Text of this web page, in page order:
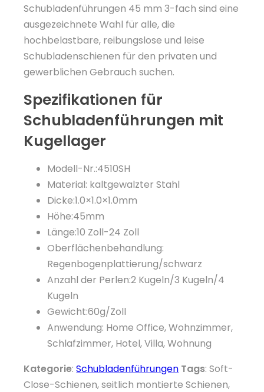
Schubladenführungen 45 mm 3-fach sind eine
ausgezeichnete Wahl für alle, die
hochbelastbare, reibungslose und leise
Schubladenschienen für den privaten und
gewerblichen Gebrauch suchen.
Spezifikationen für
Schubladenführungen mit
Kugellager
Modell-Nr.:4510SH
Material: kaltgewalzter Stahl
Dicke:1.0×1.0×1.0mm
Höhe:45mm
Länge:10 Zoll-24 Zoll
Oberflächenbehandlung:
Regenbogenplattierung/schwarz
Anzahl der Perlen:2 Kugeln/3 Kugeln/4
Kugeln
Gewicht:60g/Zoll
Anwendung: Home Office, Wohnzimmer,
Schlafzimmer, Hotel, Villa, Wohnung
Kategorie:Schubladenführungen Tags: Soft-
Close-Schienen, seitlich montierte Schienen,